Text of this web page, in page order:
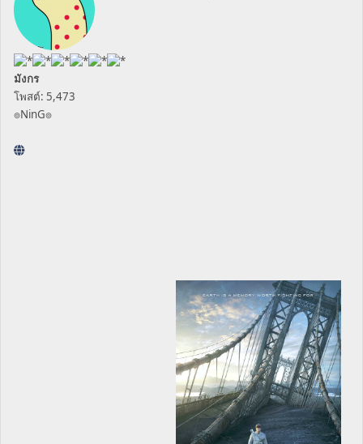
มังกร
โพสต์: 5,473
๏NinG๏